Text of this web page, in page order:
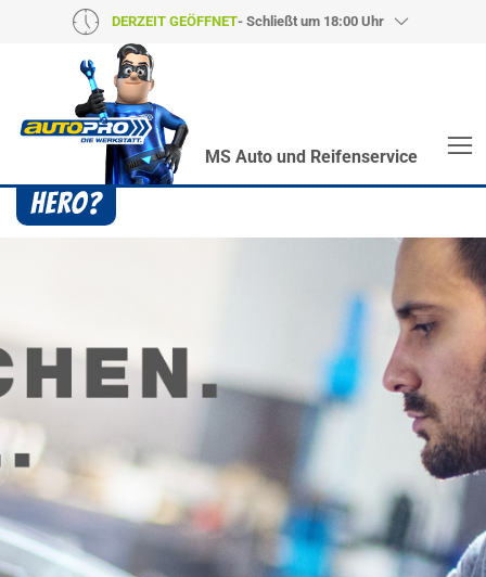
DERZEIT GEÖFFNET- Schließt um 18:00 Uhr
MS Auto und Reifenservice
Heroes? Findet man bei uns!
Wie auch wir bringen Handmaker Herby, Rollin‘
Robby und Engineering Esy mit ihrer Superpower
hier